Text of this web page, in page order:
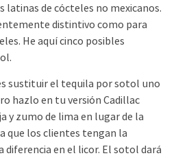
latinas de cócteles no mexicanos.
distintivo como para
He aquí cinco posibles
sustituir el tequila por sotol uno
hazlo en tu versión Cadillac
y zumo de lima en lugar de la
que los clientes tengan la
diferencia en el licor. El sotol dará